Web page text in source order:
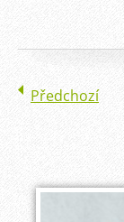
Předchozí